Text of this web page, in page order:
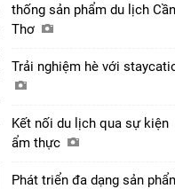
thống sản phẩm du lịch Cần
Thơ
Trải nghiệm hè với
Kết nối du lịch qua sự kiện
ẩm thực
Phát triển đa dạng sản